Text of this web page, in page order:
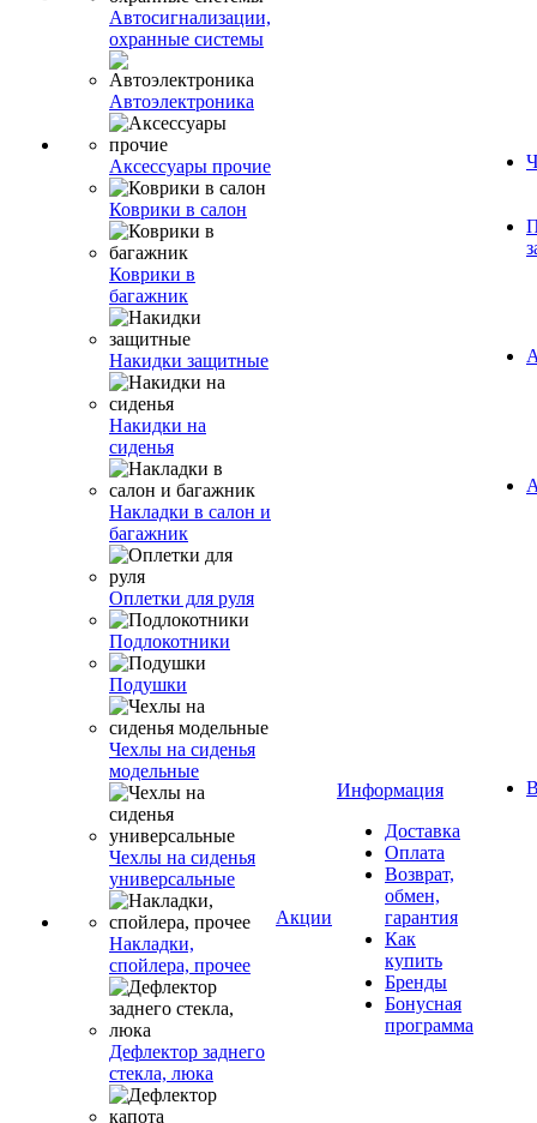
Автосигнализации,
охранные системы
Автоэлектроника
Аксессуары прочие
Коврики в салон
Коврики в
багажник
Накидки защитные
Накидки на
сиденья
Накладки в салон и
багажник
Оплетки для руля
Подлокотники
Подушки
Чехлы на сиденья
модельные
Чехлы на сиденья
универсальные
Накладки,
спойлера, прочее
Дефлектор заднего
стекла, люка
Акции
Информация
Доставка
Оплата
Возврат,
обмен,
гарантия
Как
купить
Бренды
Бонусная
программа